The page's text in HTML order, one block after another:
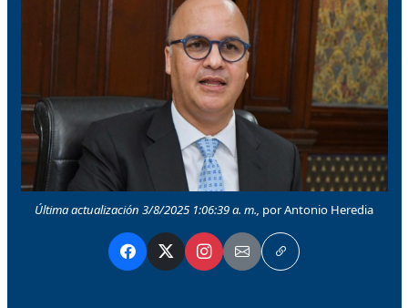
Última actualización 3/8/2025 1:06:39 a. m., por Antonio Heredia